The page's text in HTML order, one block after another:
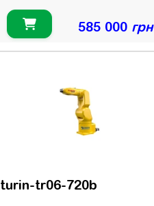
585 000 грн
turin-tr06-720b